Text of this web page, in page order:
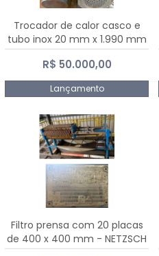
Trocador de calor casco e
tubo inox 20 mm x 1.990 mm
R$ 50.000,00
Lançamento
Filtro prensa com 20 placas
de 400 x 400 mm - NETZSCH